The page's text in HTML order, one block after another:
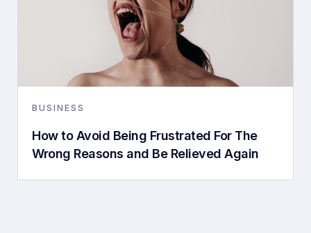
BUSINESS
How to Avoid Being Frustrated For The
Wrong Reasons and Be Relieved Again